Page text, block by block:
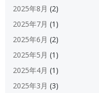
2025年8月 (2)
2025年7月 (1)
2025年6月 (2)
2025年5月 (1)
2025年4月 (1)
2025年3月 (3)